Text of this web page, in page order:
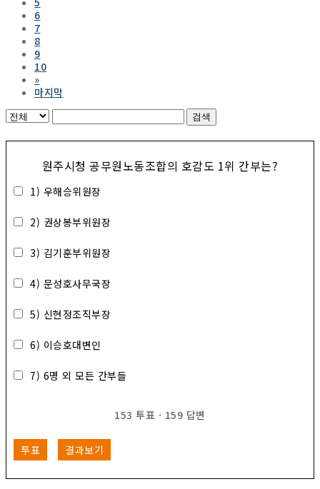
6
7
8
9
10
»
마지막
검색
원주시청 공무원노동조합의 호감도 1위 간부는?
1) 우해승위원장
2) 권상봉부위원장
3) 김기훈부위원장
4) 문성호사무국장
5) 신현정조직부장
6) 이승호대변인
7) 6명 외 모든 간부들
153 투표 · 159 답변
투표 결과보기